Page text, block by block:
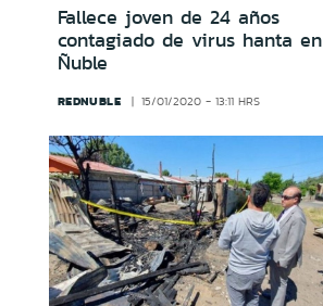
Fallece joven de 24 años
contagiado de virus hanta en
Ñuble
REDNUBLE 15/01/2020 - 13:11 HRS